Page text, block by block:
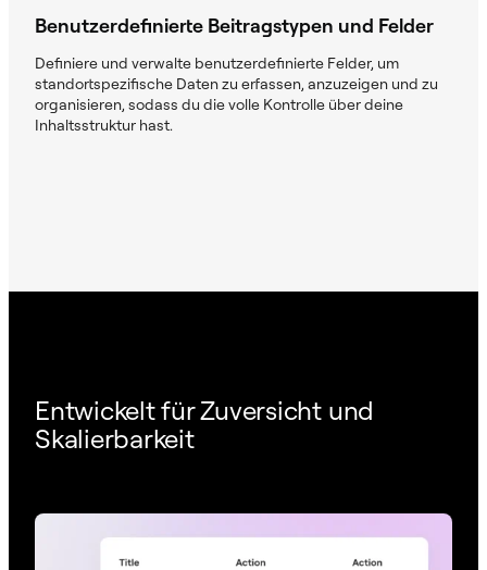
Benutzerdefinierte Beitragstypen und Felder
Definiere und verwalte benutzerdefinierte Felder, um
standortspezifische Daten zu erfassen, anzuzeigen und zu
organisieren, sodass du die volle Kontrolle über deine
Inhaltsstruktur hast.
Entwickelt für Zuversicht und
Skalierbarkeit